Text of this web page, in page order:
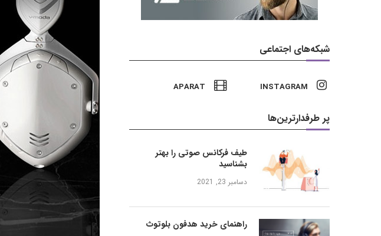
شبکه‌های اجتماعی
INSTAGRAM
APARAT
پر طرفدارترین‌ها
طیف فرکانس صوتی را بهتر
بشناسید
دسامبر 23, 2021
راهنمای خرید هدفون بلوتوث